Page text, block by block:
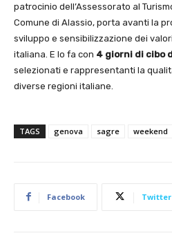
patrocinio dell’Assessorato al
Comune di Alassio, porta avanti la
sviluppo e sensibilizzazione dei
italiana. E lo fa con 4 giorni di cibo
selezionati e rappresentanti la
diverse regioni italiane.
TAGS genova sagre weekend
Facebook Twitter